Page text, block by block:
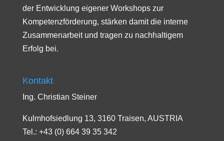
der Entwicklung eigener Workshops zur
Kompetenzförderung, stärken damit die interne
Zusammenarbeit und tragen zu nachhaltigem
Erfolg bei.
Kontakt
Ing. Christian Steiner
Kulmhofsiedlung 13, 3160 Traisen, AUSTRIA
Tel.: +43 (0) 664 39 35 342